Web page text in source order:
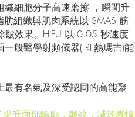
織細胞分子高速磨擦 ，瞬間升
組織與肌肉系統以 SMAS 筋
皺效果。HIFU 以 0.05 秒速度
般醫學射頻儀器( RF熱瑪吉)能
最有名氣及深受認同的高能聚
提升面部輪廓，皺紋，減淡表情